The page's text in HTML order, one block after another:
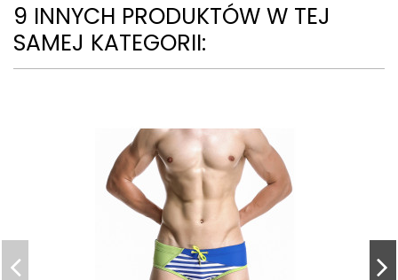
9 INNYCH PRODUKTÓW W TEJ
SAMEJ KATEGORII: